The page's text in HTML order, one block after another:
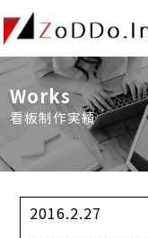
Works
看板制作実績
2016.2.27